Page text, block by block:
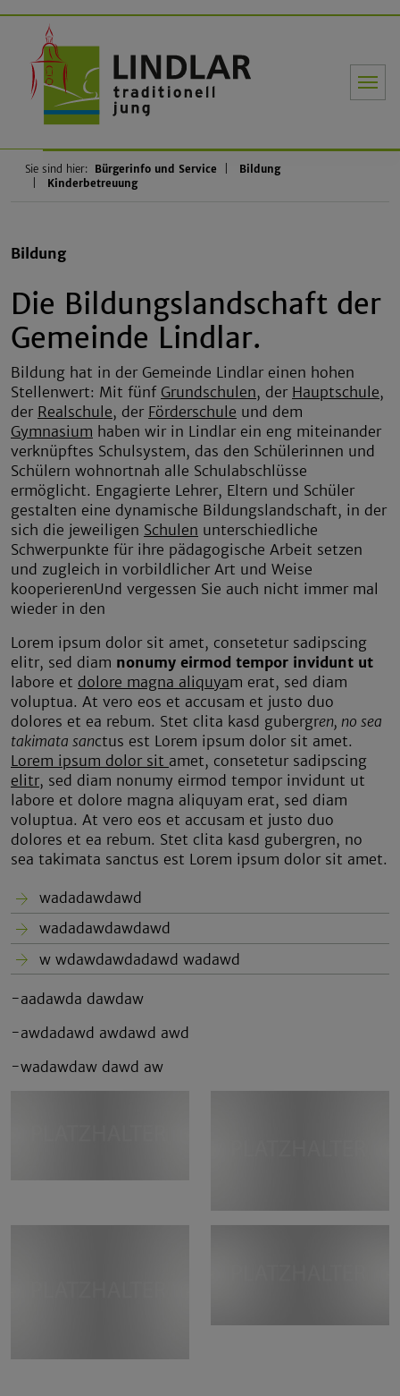
Sie sind hier: Bürgerinfo und Service
Bildung
Kinderbetreuung
Bildung
Die Bildungslandschaft der
Gemeinde Lindlar.
Bildung hat in der Gemeinde Lindlar einen hohen
Stellenwert: Mit fünf Grundschulen, der Hauptschule,
der Realschule, der Förderschule und dem
Gymnasium haben wir in Lindlar ein eng miteinander
verknüpftes Schulsystem, das den Schülerinnen und
Schülern wohnortnah alle Schulabschlüsse
ermöglicht. Engagierte Lehrer, Eltern und Schüler
gestalten eine dynamische Bildungslandschaft, in der
sich die jeweiligen Schulen unterschiedliche
Schwerpunkte für ihre pädagogische Arbeit setzen
und zugleich in vorbildlicher Art und Weise
kooperierenUnd vergessen Sie auch nicht immer mal
wieder in den
Lorem ipsum dolor sit amet, consetetur sadipscing
elitr, sed diam nonumy eirmod tempor invidunt ut
labore et dolore magna aliquyam erat, sed diam
voluptua. At vero eos et accusam et justo duo
dolores et ea rebum. Stet clita kasd gubergren, no sea
takimata sanctus est Lorem ipsum dolor sit amet.
Lorem ipsum dolor sit amet, consetetur sadipscing
elitr, sed diam nonumy eirmod tempor invidunt ut
labore et dolore magna aliquyam erat, sed diam
voluptua. At vero eos et accusam et justo duo
dolores et ea rebum. Stet clita kasd gubergren, no
sea takimata sanctus est Lorem ipsum dolor sit amet.
wadadawdawd
wadadawdawdawd
w wdawdawdadawd wadawd
-aadawda dawdaw
-awdadawd awdawd awd
-wadawdaw dawd aw